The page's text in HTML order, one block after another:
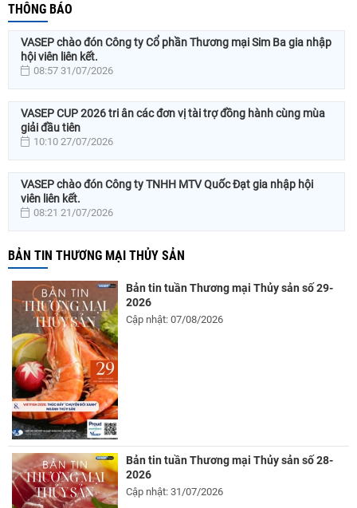
THÔNG BÁO
VASEP chào đón Công ty Cổ phần Thương mại Sim Ba gia nhập
hội viên liên kết.
08:57 31/07/2026
VASEP CUP 2026 tri ân các đơn vị tài trợ đồng hành cùng mùa
giải đầu tiên
10:10 27/07/2026
VASEP chào đón Công ty TNHH MTV Quốc Đạt gia nhập hội
viên liên kết.
08:21 21/07/2026
BẢN TIN THƯƠNG MẠI THỦY SẢN
Bản tin tuần Thương mại Thủy sản số 29-
2026
Cập nhật: 07/08/2026
Bản tin tuần Thương mại Thủy sản số 28-
2026
Cập nhật: 31/07/2026